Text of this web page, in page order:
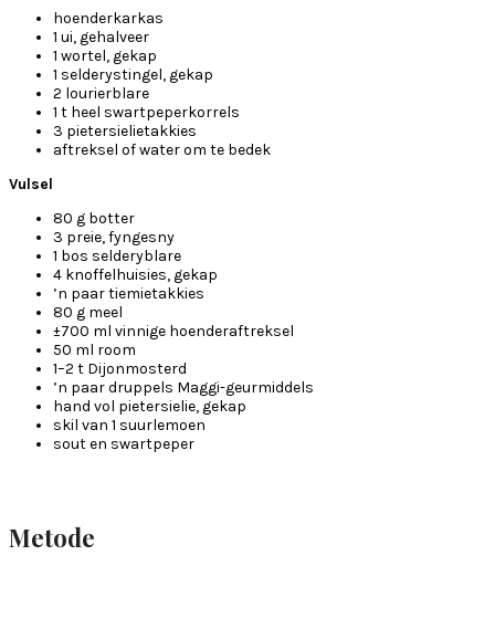
hoenderkarkas
1 ui, gehalveer
1 wortel, gekap
1 selderystingel, gekap
2 lourierblare
1 t heel swartpeperkorrels
3 pietersielietakkies
aftreksel of water om te bedek
Vulsel
80 g botter
3 preie, fyngesny
1 bos selderyblare
4 knoffelhuisies, gekap
’n paar tiemietakkies
80 g meel
±700 ml vinnige hoenderaftreksel
50 ml room
1–2 t Dijonmosterd
’n paar druppels Maggi-geurmiddels
hand vol pietersielie, gekap
skil van 1 suurlemoen
sout en swartpeper
Metode